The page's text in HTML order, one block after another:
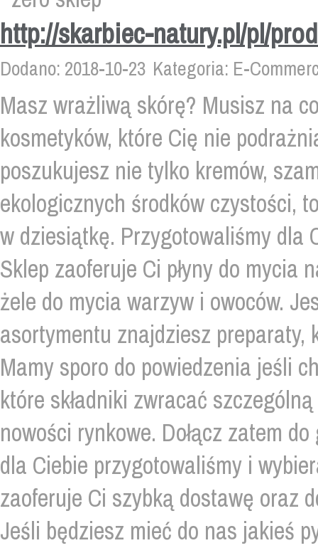
http://skarbiec-natury.pl/pl/
Dodano: 2018-10-23 Kategoria: E-
Masz wrażliwą skórę? Musisz na
kosmetyków, które Cię nie
poszukujesz nie tylko kremów,
ekologicznych środków czystości,
w dziesiątkę. Przygotowaliśmy dla
Sklep zaoferuje Ci płyny do mycia
żele do mycia warzyw i owoców.
asortymentu znajdziesz preparaty,
Mamy sporo do powiedzenia jeśli
które składniki zwracać
nowości rynkowe. Dołącz zatem
dla Ciebie przygotowaliśmy i
zaoferuje Ci szybką dostawę oraz
Jeśli będziesz mieć do nas jakieś